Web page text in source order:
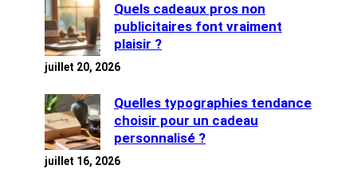
Quels cadeaux pros non
publicitaires font vraiment
plaisir ?
juillet 20, 2026
Quelles typographies tendance
choisir pour un cadeau
personnalisé ?
juillet 16, 2026